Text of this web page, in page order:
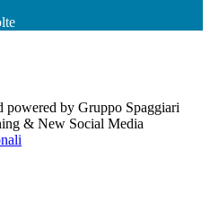
powered by Gruppo Spaggiari
& New Social Media